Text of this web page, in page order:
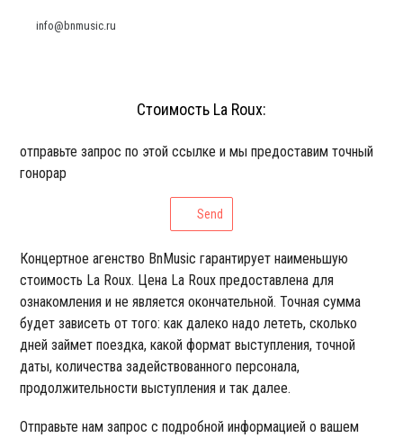
info@bnmusic.ru
Стоимость La Roux:
отправьте запрос по этой ссылке и мы предоставим точный
гонорар
Send
Концертное агенство BnMusic гарантирует наименьшую
стоимость La Roux. Цена La Roux предоставлена для
ознакомления и не является окончательной. Точная сумма
будет зависеть от того: как далеко надо лететь, сколько
дней займет поездка, какой формат выступления, точной
даты, количества задействованного персонала,
продолжительности выступления и так далее.
Отправьте нам запрос с подробной информацией о вашем